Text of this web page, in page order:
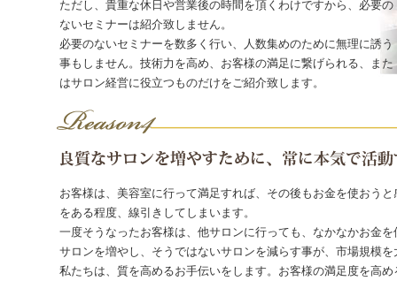
ただし、貴重な休日や営業後の時間を頂くわけですから、必要の
ないセミナーは紹介致しません。
必要のないセミナーを数多く行い、人数集めのために無理に誘う
事もしません。技術力を高め、お客様の満足に繋げられる、また
はサロン経営に役立つものだけをご紹介致します。
お客様は、美容室に行って満足すれば、その後もお金を使おう
をある程度、線引きしてしまいます。
一度そうなったお客様は、他サロンに行っても、なかなかお金
サロンを増やし、そうではないサロンを減らす事が、市場規模
私たちは、質を高めるお手伝いをします。お客様の満足度を高